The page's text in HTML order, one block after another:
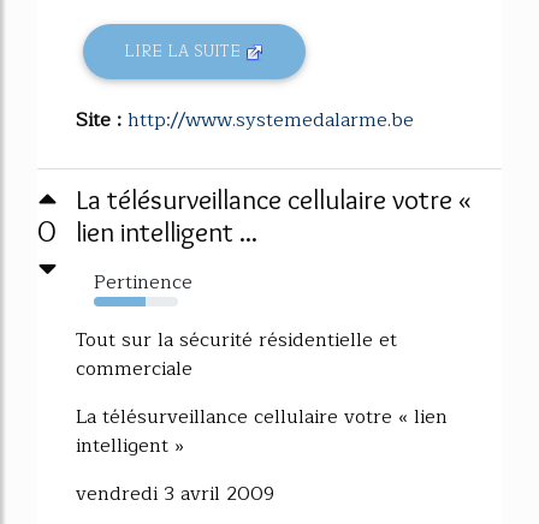
LIRE LA SUITE
Site :http://www.systemedalarme.be
0
La télésurveillance cellulaire votre «
lien intelligent ...
Pertinence
62%
Tout sur la sécurité résidentielle et
commerciale
La télésurveillance cellulaire votre « lien
intelligent »
vendredi 3 avril 2009